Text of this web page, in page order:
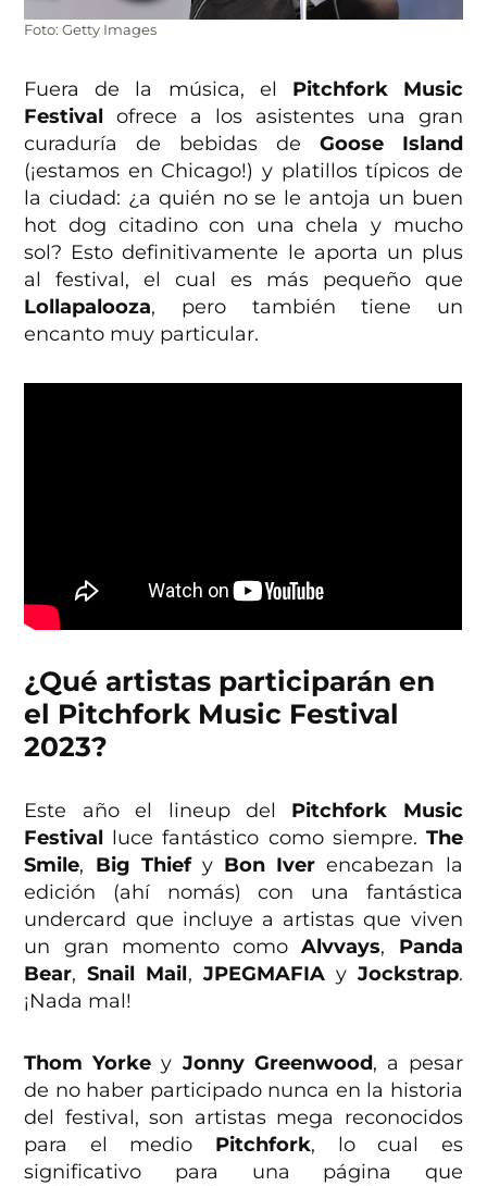
Foto: Getty Images
Fuera de la música, el Pitchfork Music
Festival ofrece a los asistentes una gran
curaduría de bebidas de Goose Island
(¡estamos en Chicago!) y platillos típicos de
la ciudad: ¿a quién no se le antoja un buen
hot dog citadino con una chela y mucho
sol? Esto definitivamente le aporta un plus
al festival, el cual es más pequeño que
Lollapalooza, pero también tiene un
encanto muy particular.
¿Qué artistas participarán en
el Pitchfork Music Festival
2023?
Este año el lineup del Pitchfork Music
Festival luce fantástico como siempre. The
Smile, Big Thief y Bon Iverencabezan la
edición (ahí nomás) con una fantástica
undercard que incluye a artistas que viven
un gran momento comoAlvvays, Panda
Bear,Snail Mail, JPEGMAFIAy Jockstrap.
¡Nada mal!
Thom Yorke y Jonny Greenwood, a pesar
de no haber participado nunca en la historia
del festival, son artistas mega reconocidos
para el medio Pitchfork, lo cual es
significativo para una página que